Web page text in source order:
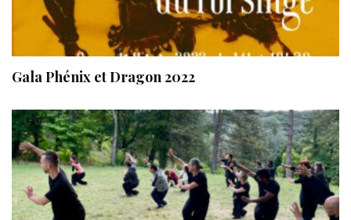
Gala Phénix et Dragon 2022